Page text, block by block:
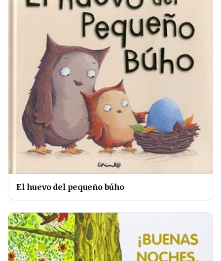
El huevo del pequeño búho